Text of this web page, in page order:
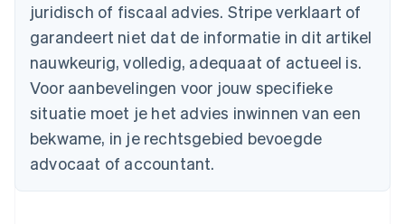
juridisch of fiscaal advies. Stripe verklaart of
garandeert niet dat de informatie in dit artikel
nauwkeurig, volledig, adequaat of actueel is.
Voor aanbevelingen voor jouw specifieke
situatie moet je het advies inwinnen van een
bekwame, in je rechtsgebied bevoegde
advocaat of accountant.
Bulgarije
English
Canada
EnglishFrançais
Cyprus
English
English
Duitsland